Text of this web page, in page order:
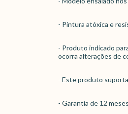
- Pintura atóxica e
- Produto indicado
ocorra alterações de
- Este produto
- Garantia de 12